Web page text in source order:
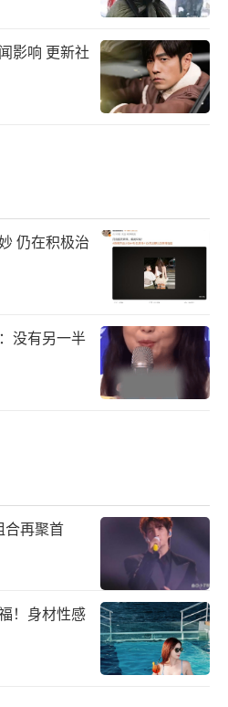
影响 更新社
仍在积极治
没有另一半
合再聚首
！身材性感